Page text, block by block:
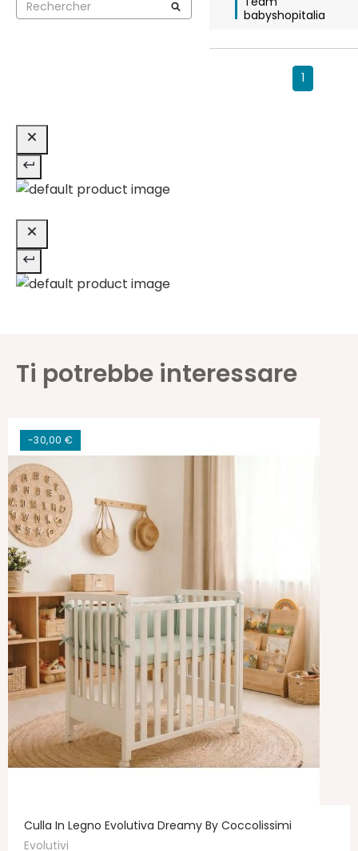
babyshopitalia
1
Ti potrebbe interessare
-30,00 €
Culla In Legno Evolutiva Dreamy By Coccolissimi
Evolutivi